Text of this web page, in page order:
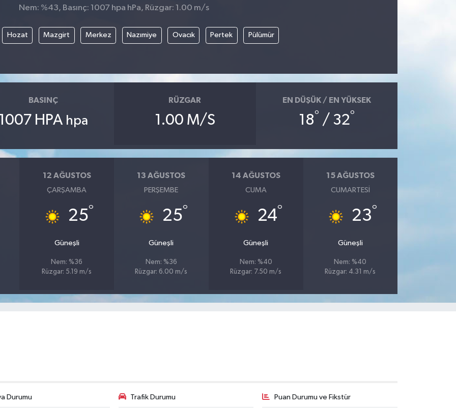
Nem: %43, Basınç: 1007 hpa hPa, Rüzgar: 1.00 m/s
Hozat Mazgirt Merkez Nazımiye Ovacık Pertek Pülümür
BASINÇ
1007 HPA hpa
RÜZGAR
1.00 M/S
EN DÜŞÜK / EN YÜKSEK
18° / 32°
12 AĞUSTOS
ÇARŞAMBA
25°
Güneşli
Nem: %36
Rüzgar: 5.19 m/s
13 AĞUSTOS
PERŞEMBE
25°
Güneşli
Nem: %36
Rüzgar: 6.00 m/s
14 AĞUSTOS
CUMA
24°
Güneşli
Nem: %40
Rüzgar: 7.50 m/s
15 AĞUSTOS
CUMARTESI
23°
Güneşli
Nem: %40
Rüzgar: 4.31 m/s
Durumu Trafik Durumu Puan Durumu ve Fikstür